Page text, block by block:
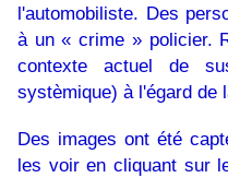
l'automobiliste. Des
à un « crime » policier.
contexte actuel de
systèmique) à l'égard de
Des images ont été
les voir en cliquant sur